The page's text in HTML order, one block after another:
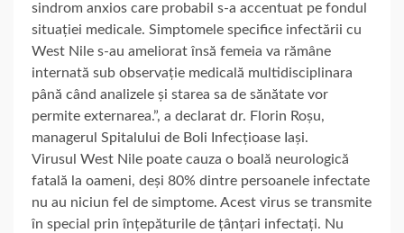
sindrom anxios care probabil s-a accentuat pe fondul
situației medicale. Simptomele specifice infectării cu
West Nile s-au ameliorat însă femeia va rămâne
internată sub observație medicală multidisciplinara
până când analizele și starea sa de sănătate vor
permite externarea.”, a declarat dr. Florin Roșu,
managerul Spitalului de Boli Infecțioase Iași.
Virusul West Nile poate cauza o boală neurologică
fatală la oameni, deși 80% dintre persoanele infectate
nu au niciun fel de simptome. Acest virus se transmite
în special prin înțepăturile de țânțari infectați. Nu